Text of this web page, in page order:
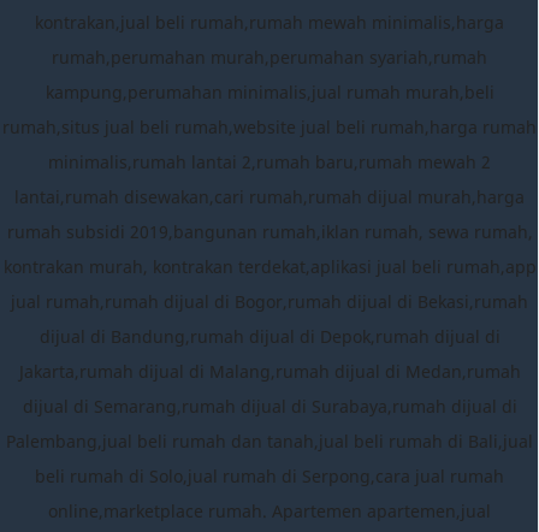
kontrakan,jual beli rumah,rumah mewah minimalis,harga
rumah,perumahan murah,perumahan syariah,rumah
kampung,perumahan minimalis,jual rumah murah,beli
rumah,situs jual beli rumah,website jual beli rumah,harga rumah
minimalis,rumah lantai 2,rumah baru,rumah mewah 2
lantai,rumah disewakan,cari rumah,rumah dijual murah,harga
rumah subsidi 2019,bangunan rumah,iklan rumah, sewa rumah,
kontrakan murah, kontrakan terdekat,aplikasi jual beli rumah,app
jual rumah,rumah dijual di Bogor,rumah dijual di Bekasi,rumah
dijual di Bandung,rumah dijual di Depok,rumah dijual di
Jakarta,rumah dijual di Malang,rumah dijual di Medan,rumah
dijual di Semarang,rumah dijual di Surabaya,rumah dijual di
Palembang,jual beli rumah dan tanah,jual beli rumah di Bali,jual
beli rumah di Solo,jual rumah di Serpong,cara jual rumah
online,marketplace rumah. Apartemen apartemen,jual